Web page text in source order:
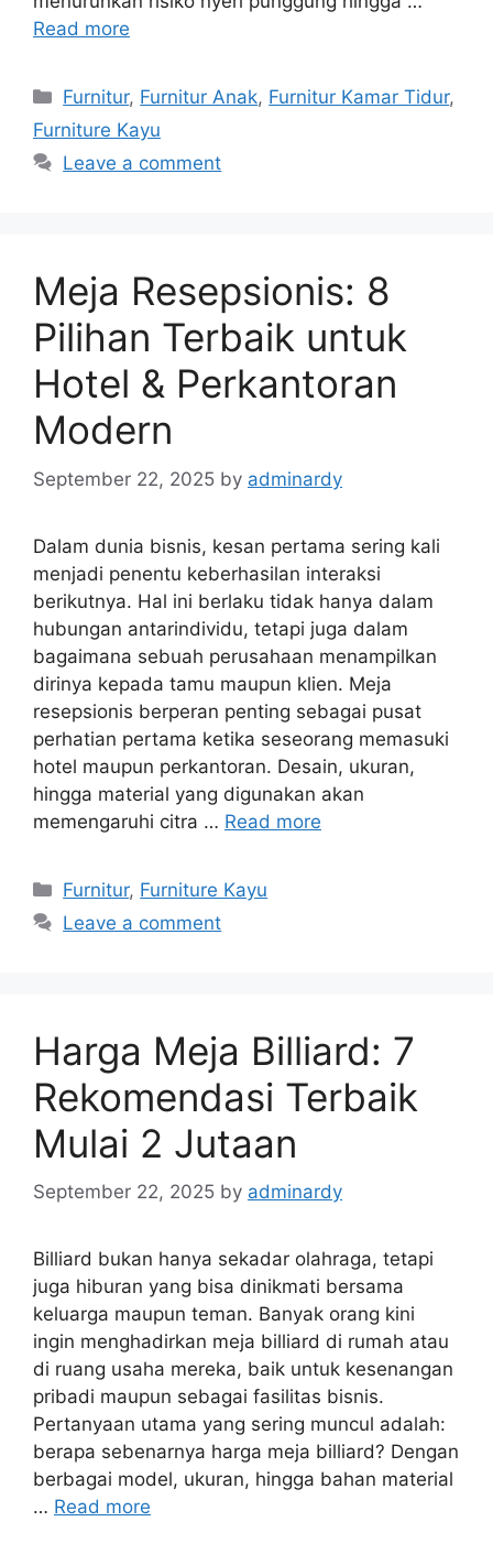
Read more
Categories
Furnitur, Furnitur Anak, Furnitur Kamar Tidur,
Furniture Kayu
Leave a comment
Meja Resepsionis: 8
Pilihan Terbaik untuk
Hotel & Perkantoran
Modern
September 22, 2025 by adminardy
Dalam dunia bisnis, kesan pertama sering kali
menjadi penentu keberhasilan interaksi
berikutnya. Hal ini berlaku tidak hanya dalam
hubungan antarindividu, tetapi juga dalam
bagaimana sebuah perusahaan menampilkan
dirinya kepada tamu maupun klien. Meja
resepsionis berperan penting sebagai pusat
perhatian pertama ketika seseorang memasuki
hotel maupun perkantoran. Desain, ukuran,
hingga material yang digunakan akan
memengaruhi citra … Read more
Categories
Furnitur, Furniture Kayu
Leave a comment
Harga Meja Billiard: 7
Rekomendasi Terbaik
Mulai 2 Jutaan
September 22, 2025 by adminardy
Billiard bukan hanya sekadar olahraga, tetapi
juga hiburan yang bisa dinikmati bersama
keluarga maupun teman. Banyak orang kini
ingin menghadirkan meja billiard di rumah atau
di ruang usaha mereka, baik untuk kesenangan
pribadi maupun sebagai fasilitas bisnis.
Pertanyaan utama yang sering muncul adalah:
berapa sebenarnya harga meja billiard? Dengan
berbagai model, ukuran, hingga bahan material
… Read more